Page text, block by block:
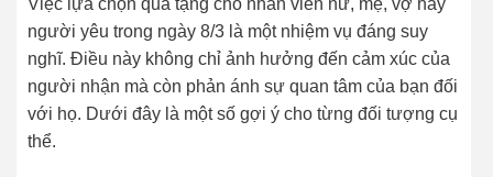
người yêu trong ngày 8/3 là một nhiệm vụ đáng suy
nghĩ. Điều này không chỉ ảnh hưởng đến cảm xúc của
người nhận mà còn phản ánh sự quan tâm của bạn đối
với họ. Dưới đây là một số gợi ý cho từng đối tượng cụ
thể.